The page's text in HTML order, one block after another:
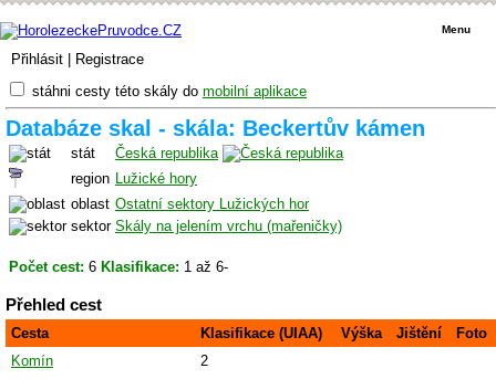
Přihlásit Registrace
Menu
stáhni cesty této skály do mobilní aplikace
Databáze skal - skála: Beckertův kámen
stát
Česká republika
region Lužické hory
oblast Ostatní sektory Lužických hor
sektor Skály na jelením vrchu (mařeničky)
Počet cest: 6 Klasifikace: 1 až 6-
Přehled cest
Cesta Klasifikace (UIAA) Výška Jištění
Foto
Komín
2